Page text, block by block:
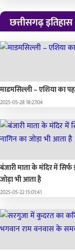
छत्तीसगढ़ इतिहास
माडमसिल्ली – एशिया का
2025-05-28 18:27:04
बंजारी माता के मंदिर में
जोड़ा भी आता है
2025-05-22 15:01:41